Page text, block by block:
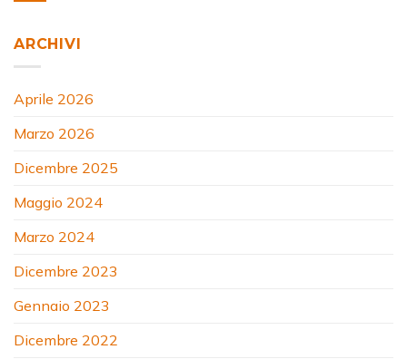
ARCHIVI
Aprile 2026
Marzo 2026
Dicembre 2025
Maggio 2024
Marzo 2024
Dicembre 2023
Gennaio 2023
Dicembre 2022